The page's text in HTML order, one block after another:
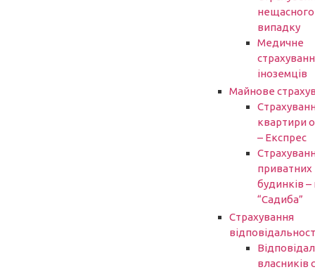
нещасного
випадку
Медичне
іноземців
Майнове
квартири
– Експрес
приватних
будинків –
“Садиба”
Страхування
власників